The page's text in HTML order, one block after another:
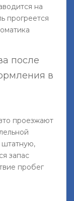
на
прогреется
после
в
проезжают
запас
пробег